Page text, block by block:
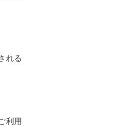
れる
利用